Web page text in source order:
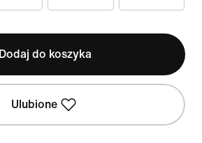
Dodaj do koszyka
Ulubione